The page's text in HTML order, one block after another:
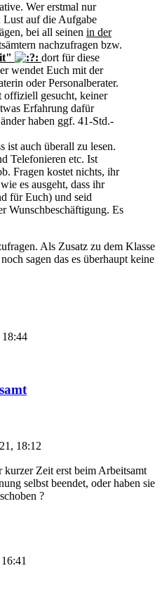
Wer erstmal nur
Lust auf die Aufgabe
bei all seinen in der
nachzufragen bzw.
dort für diese
wendet Euch mit der
oder Personalberater.
offiziell gesucht, keiner
Erfahrung dafür
haben ggf. 41-Std.-
ist auch überall zu lesen.
Telefonieren etc. Ist
Fragen kostet nichts, ihr
es ausgeht, dass ihr
für Euch) und seid
Wunschbeschäftigung. Es
Als Zusatz zu dem Klasse
sagen das es überhaupt keine
18:44
18:12
Zeit erst beim Arbeitsamt
selbst beendet, oder haben sie
?